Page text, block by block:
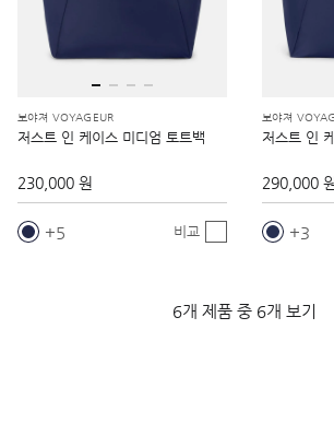
보야져 VOYAGEUR
저스트 인 케이스 미디엄 토트백
230,000 원
5 비교
보야져
저스트 인
290,000 원
3
6개 제품 중 6개 보기